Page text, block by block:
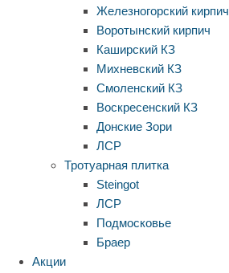
Железногорский кирпич
Воротынский кирпич
Каширский КЗ
Михневский КЗ
Смоленский КЗ
Воскресенский КЗ
Донские Зори
ЛСР
Тротуарная плитка
Steingot
ЛСР
Подмосковье
Браер
Акции